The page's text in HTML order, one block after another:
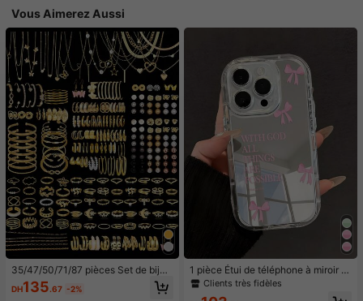
Vous Aimerez Aussi
35/47/50/71/87 pièces Set de bijou
x style bohème, comprenant des bo
ucles d'oreilles, colliers, bagues, br
DH135.67 -2%
1 pièce Étui de téléphone à miroir ro
se minimaliste, style fille avec motif
Clients très fidèles